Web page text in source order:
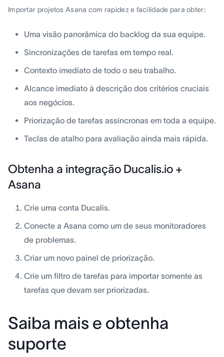
Importar projetos Asana com rapidez e facilidade para obter:
Uma visão panorâmica do backlog da sua equipe.
Sincronizações de tarefas em tempo real.
Contexto imediato de todo o seu trabalho.
Alcance imediato à descrição dos critérios cruciais
aos negócios.
Priorização de tarefas assíncronas em toda a equipe.
Teclas de atalho para avaliação ainda mais rápida.
Obtenha a integração Ducalis.io +
Asana
Crie uma conta Ducalis.
Conecte a Asana como um de seus monitoradores
de problemas.
Criar um novo painel de priorização.
Crie um filtro de tarefas para importar somente as
tarefas que devam ser priorizadas.
Saiba mais e obtenha
suporte